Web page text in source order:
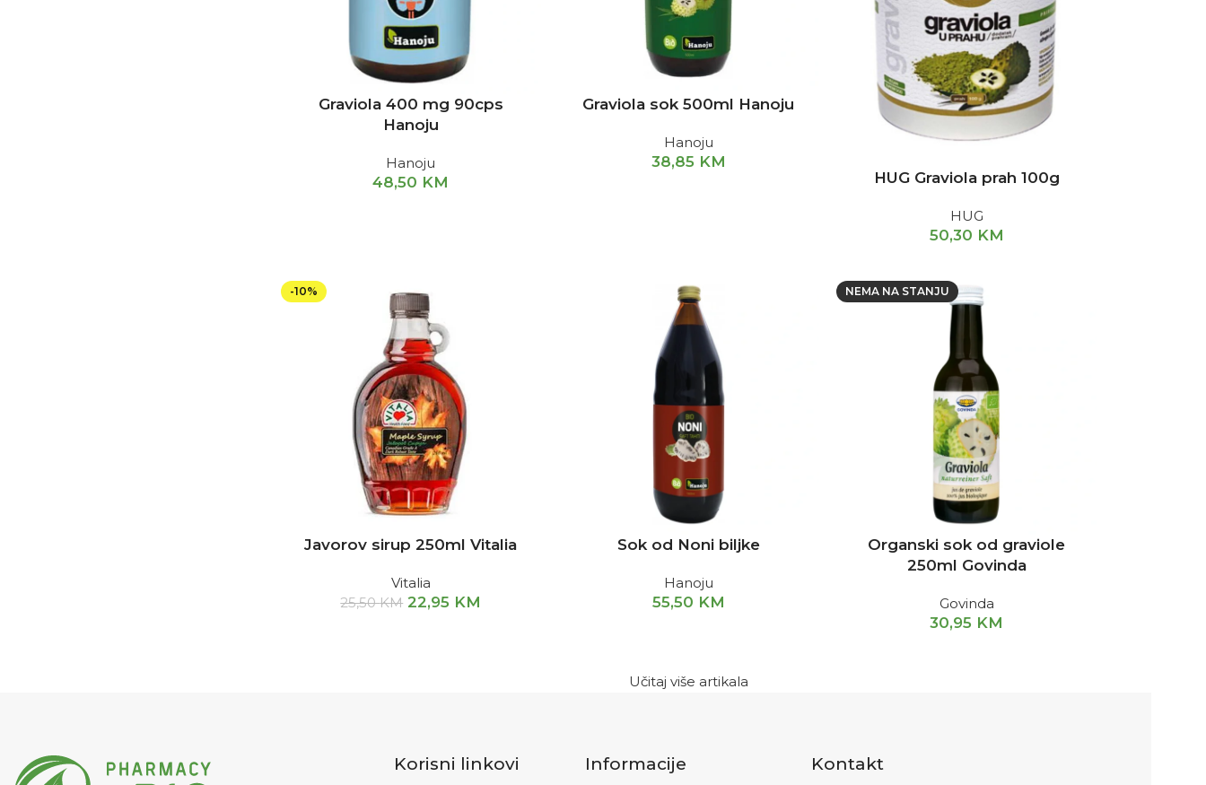
Graviola 400 mg 90cps
Hanoju
Hanoju
48,50 KM
Graviola sok 500ml Hanoju
Hanoju
38,85 KM
HUG Graviola prah 100g
HUG
50,30 KM
-10%
Javorov sirup 250ml Vitalia
Vitalia
25,50KM 22,95 KM
Sok od Noni biljke
Hanoju
55,50 KM
NEMA NA STANJU
Organski sok od graviole
250ml Govinda
Govinda
30,95 KM
Učitaj više artikala
Korisni linkovi Informacije Kontakt